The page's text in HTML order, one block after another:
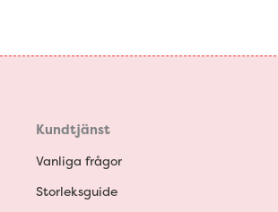
Kundtjänst
Vanliga frågor
Storleksguide